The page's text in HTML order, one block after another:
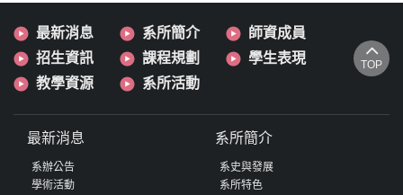
最新消息 系所簡介
師資成員
招生資訊
課程規劃
學生表現
教學資源
系所活動
TOP
最新消息
系辦公告
學術活動
系所簡介
系史與發展
系所特色